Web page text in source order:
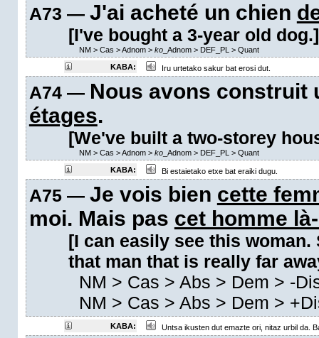
A73 — J'ai acheté un chien
[I've bought a 3-year old dog.]
NM> Cas >Adnom> ko_Adnom> DEF_PL > Quant
KABA:
Iru urtetako sakur bat erosi dut.
A74 — Nous avons construit
étages.
[We've built a two-storey
NM> Cas >Adnom> ko_Adnom> DEF_PL > Quant
KABA:
Bi estaietako etxe bat eraiki dugu.
A75 — Je vois bien cette
moi. Mais pas cet homme
[I can easily see this
that man that is really far
NM > Cas > Abs > Dem > -
NM > Cas > Abs > Dem >
KABA: Untsa ikusten dut emazte ori, nitaz urbil da.